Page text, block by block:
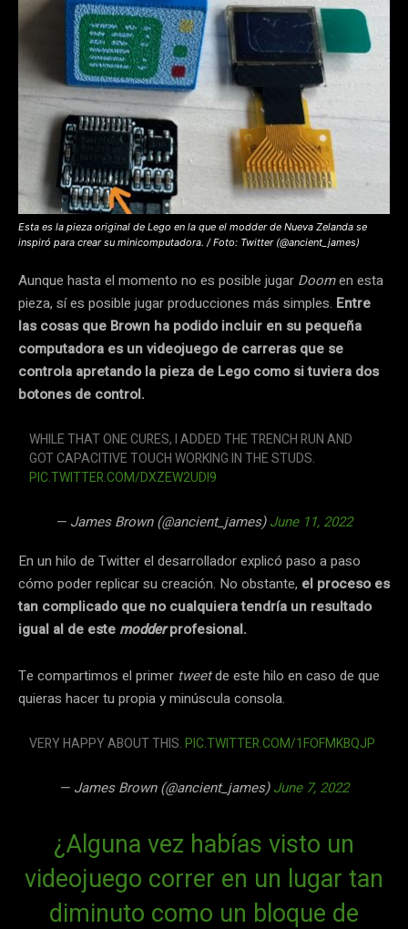
Esta es la pieza original de Lego en la que el modder de Nueva Zelanda se
inspiró para crear su minicomputadora. / Foto: Twitter (@ancient_james)
Aunque hasta el momento no es posible jugar Doomen esta
pieza, sí es posible jugar producciones más simples. Entre
las cosas que Brown ha podido incluir en su pequeña
computadora es un videojuego de carreras que se
controla apretando la pieza de Lego como si tuviera dos
botones de control.
WHILE THAT ONE CURES, I ADDED THE TRENCH RUN AND
GOT CAPACITIVE TOUCH WORKING IN THE STUDS.
PIC.TWITTER.COM/DXZEW2UDI9
— James Brown (@ancient_james)June 11, 2022
En un hilo de Twitter el desarrollador explicó paso a paso
cómo poder replicar su creación. No obstante, el proceso es
tan complicado que no cualquiera tendría un resultado
igual al de este modderprofesional.
Te compartimos el primer tweetde este hilo en caso de que
quieras hacer tu propia y minúscula consola.
VERY HAPPY ABOUT THIS.PIC.TWITTER.COM/1FOFMKBQJP
— James Brown (@ancient_james)June 7, 2022
¿Alguna vez habías visto un
videojuego correr en un lugar tan
diminuto como un bloque de